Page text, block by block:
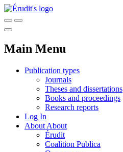
Main Menu
Publication types
Journals
Theses and dissertations
Books and proceedings
Research reports
Log In
About About
Érudit
Coalition Publica